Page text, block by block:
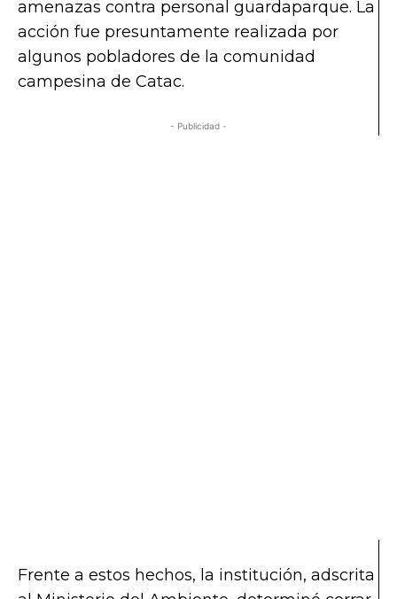
amenazas contra personal guardaparque. La
acción fue presuntamente realizada por
algunos pobladores de la comunidad
campesina de Catac.
- Publicidad -
Frente a estos hechos, la institución, adscrita